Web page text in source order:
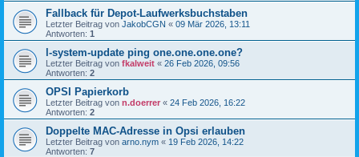
Fallback für Depot-Laufwerksbuchstaben
Letzter Beitrag von JakobCGN « 09 Mär 2026, 13:11
Antworten: 1
l-system-update ping one.one.one.one?
Letzter Beitrag von fkalweit « 26 Feb 2026, 09:56
Antworten: 2
OPSI Papierkorb
Letzter Beitrag von n.doerrer « 24 Feb 2026, 16:22
Antworten: 2
Doppelte MAC-Adresse in Opsi erlauben
Letzter Beitrag von arno.nym « 19 Feb 2026, 14:22
Antworten: 7